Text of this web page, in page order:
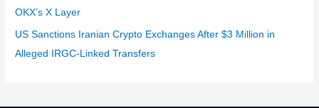
OKX’s X Layer
US Sanctions Iranian Crypto Exchanges After $3 Million in
Alleged IRGC-Linked Transfers